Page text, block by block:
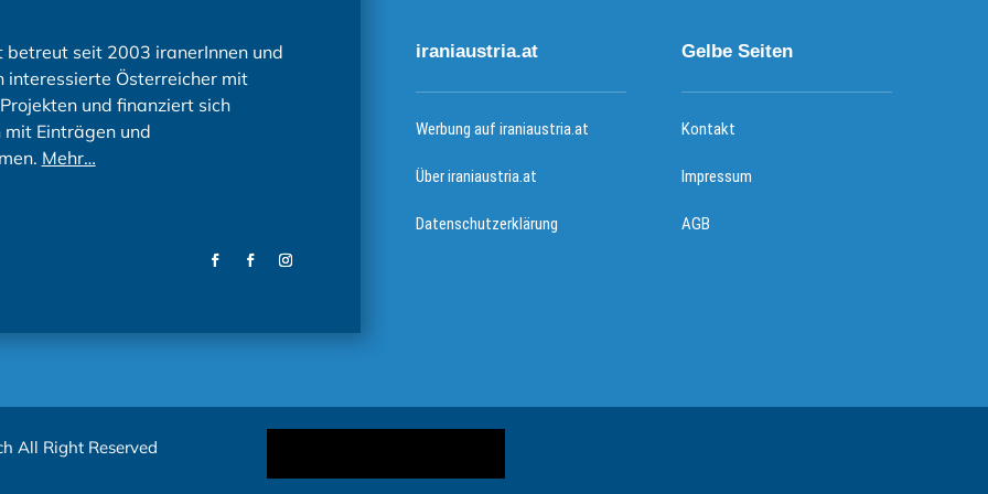
seit 2003 iranerInnen und
interessierte Österreicher mit
und finanziert sich
Einträgen und
Mehr…
iraniaustria.at
Werbung auf iraniaustria.at
Über iraniaustria.at
Datenschutzerklärung
Gelbe Seiten
Kontakt
Impressum
AGB
All Right Reserved